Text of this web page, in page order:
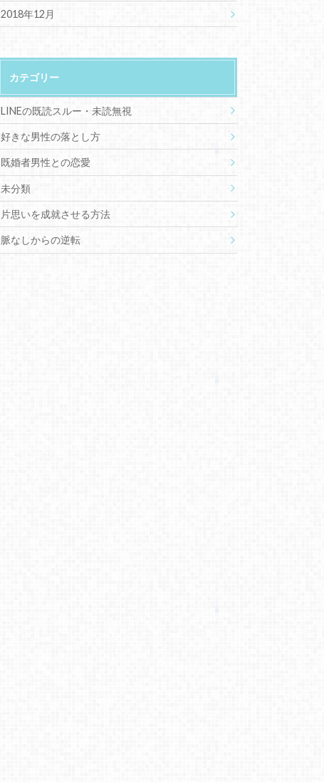
2018年12月
カテゴリー
LINEの既読スルー・未読無視
好きな男性の落とし方
既婚者男性との恋愛
未分類
片思いを成就させる方法
脈なしからの逆転